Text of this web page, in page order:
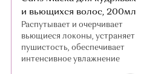
и вьющихся волос, 200мл
Распутывает и очерчивает
вьющиеся локоны, устраняет
пушистость, обеспечивает
интенсивное увлажнение